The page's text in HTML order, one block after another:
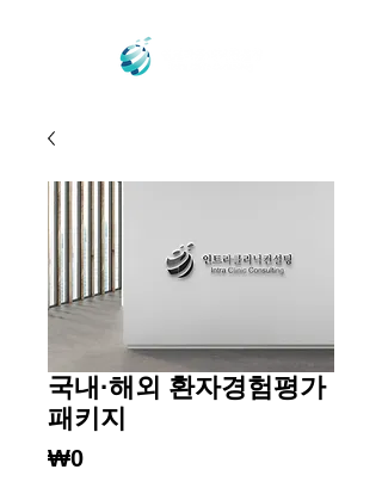
국내·해외 환자경험평가
패키지
₩0가